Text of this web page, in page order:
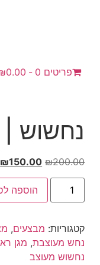
פריטים 0
נחשוש |
₪200.00
המחיר
המקורי
היה:
₪200.00.
₪150.00
כמות
נחשוש
ראש
|
ורוד
רומנטי
הוספה
קטגוריות: מבצעים,
נחש מעוצבת, מגן
נחשוש מעוצב